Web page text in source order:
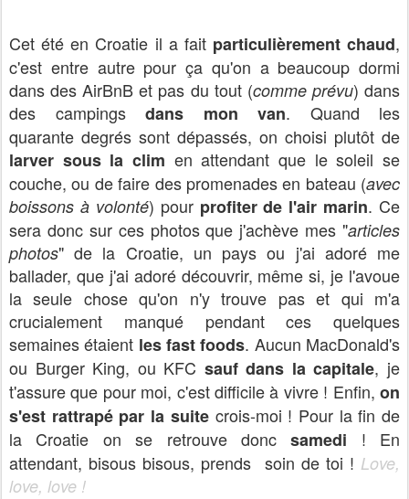
Cet été en Croatie il a fait particulièrement chaud,
c'est entre autre pour ça qu'on a beaucoup dormi
dans des AirBnB et pas du tout (comme prévu) dans
des campings dans mon van. Quand les
quarante degrés sont dépassés, on choisi plutôt de
larver sous la clim en attendant que le soleil se
couche, ou de faire des promenades en bateau (avec
boissons à volonté) pour profiter de l'air marin. Ce
sera donc sur ces photos que j'achève mes "articles
photos" de la Croatie, un pays ou j'ai adoré me
ballader, que j'ai adoré découvrir, même si, je l'avoue
la seule chose qu'on n'y trouve pas et qui m'a
crucialement manqué pendant ces quelques
semaines étaient les fast foods. Aucun MacDonald's
ou Burger King, ou KFC sauf dans la capitale, je
t'assure que pour moi, c'est difficile à vivre ! Enfin, on
s'est rattrapé par la suitecrois-moi ! Pour la fin de
la Croatie on se retrouve doncsamedi ! En
attendant, bisous bisous, prends soin de toi ! Love,
love, love !